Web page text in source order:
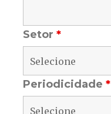
Setor*
Periodicidade*